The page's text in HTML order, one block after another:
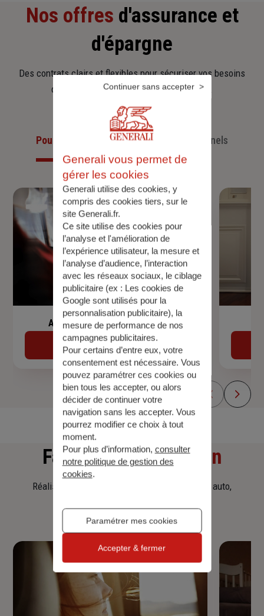
Nos offres d'assurance et
d'épargne
Des contrats clairs et flexibles pour sécuriser vos besoins
d’aujourd’hui et anticiper ceux de demain.
Pour les particuliersPour les professionnels
Assurance de prêt immobilier
Découvrir
Faitesune simulation
Réalisez une simulation tarifaire d'assurance, auto,
Generali vous permet de
gérer les cookies
Generali utilise des cookies, y
compris des cookies tiers, sur le
site Generali.fr.
Ce site utilise des cookies pour
l’analyse et l'amélioration de
l’expérience utilisateur, la mesure et
l’analyse d’audience, l’interaction
avec les réseaux sociaux, le ciblage
publicitaire (ex : Les cookies de
Google sont utilisés pour la
personnalisation publicitaire), la
mesure de performance de nos
campagnes publicitaires.
Pour certains d’entre eux, votre
consentement est nécessaire. Vous
pouvez paramétrer ces cookies ou
bien tous les accepter, ou alors
décider de continuer votre
navigation sans les accepter. Vous
pourrez modifier ce choix à tout
moment.
Pour plus d’information, consulter
notre politique de gestion des
cookies.
Paramétrer mes cookies
Continuer sans accepter
Accepter & fermer